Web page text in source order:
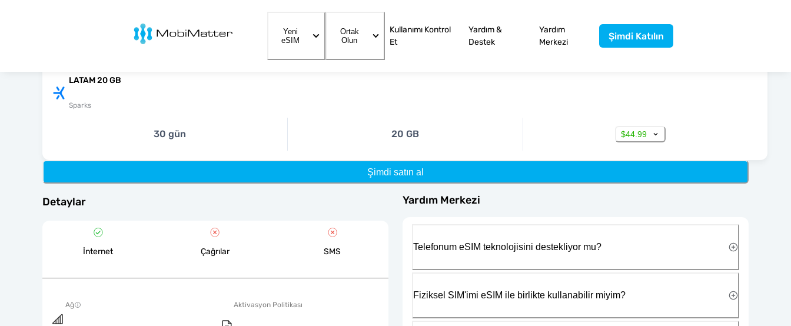
MobiMatter
Yeni
eSIM
Ortak
Olun
Kullanımı Kontrol
Et
Yardım &
Destek
Yardım
Merkezi
Şimdi Katılın
LATAM 20 GB
Sparks
30 gün 20 GB $44.99
Şimdi satın al
Detaylar
İnternet Çağrılar SMS
Ağ Aktivasyon Politikası
Yardım Merkezi
Telefonum eSIM teknolojisini destekliyor mu?
Fiziksel SIM'imi eSIM ile birlikte kullanabilir miyim?